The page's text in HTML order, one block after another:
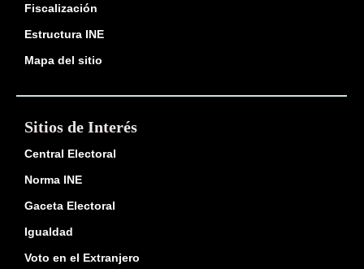
Fiscalización
Estructura INE
Mapa del sitio
Sitios de Interés
Central Electoral
Norma INE
Gaceta Electoral
Igualdad
Voto en el Extranjero